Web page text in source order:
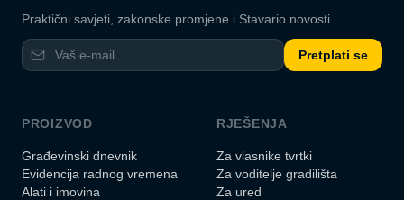
Praktični savjeti, zakonske promjene i Stavario novosti.
Pretplati se
PROIZVOD
Građevinski dnevnik
Evidencija radnog vremena
Alati i imovina
RJEŠENJA
Za vlasnike tvrtki
Za voditelje gradilišta
Za ured